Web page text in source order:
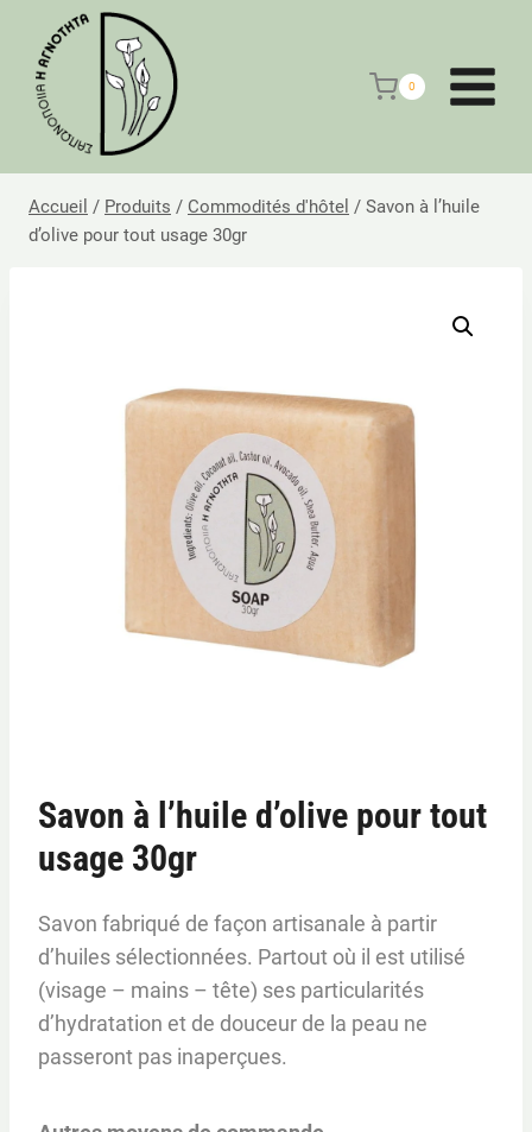
contenu
0
Accueil / Produits / Commodités d'hôtel / Savon à l’huile
d’olive pour tout usage 30gr
Savon à l’huile d’olive pour tout
usage 30gr
Savon fabriqué de façon artisanale à partir
d’huiles sélectionnées. Partout où il est utilisé
(visage – mains – tête) ses particularités
d’hydratation et de douceur de la peau ne
passeront pas inaperçues.